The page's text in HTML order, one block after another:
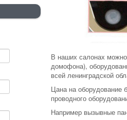
В наших салонах
домофона),
всей ленинградской
Цана на оборудование
проводного
Например вызывные